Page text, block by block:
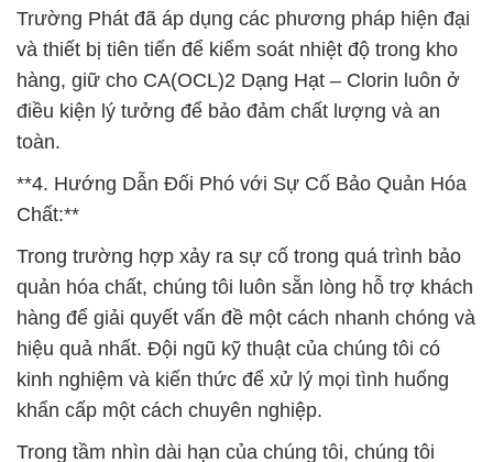
Trường Phát đã áp dụng các phương pháp hiện đại
và thiết bị tiên tiến để kiểm soát nhiệt độ trong kho
hàng, giữ cho CA(OCL)2 Dạng Hạt – Clorin luôn ở
điều kiện lý tưởng để bảo đảm chất lượng và an
toàn.
**4. Hướng Dẫn Đối Phó với Sự Cố Bảo Quản Hóa
Chất:**
Trong trường hợp xảy ra sự cố trong quá trình bảo
quản hóa chất, chúng tôi luôn sẵn lòng hỗ trợ khách
hàng để giải quyết vấn đề một cách nhanh chóng và
hiệu quả nhất. Đội ngũ kỹ thuật của chúng tôi có
kinh nghiệm và kiến thức để xử lý mọi tình huống
khẩn cấp một cách chuyên nghiệp.
Trong tầm nhìn dài hạn của chúng tôi, chúng tôi